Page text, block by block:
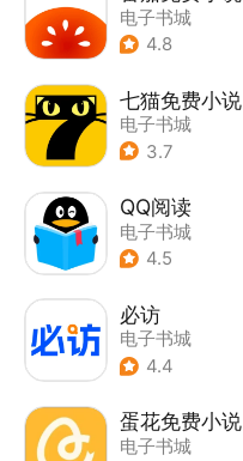
电子书城
4.8
七猫免费小说
电子书城
3.7
QQ阅读
电子书城
4.5
必访
电子书城
4.4
蛋花免费小说
电子书城